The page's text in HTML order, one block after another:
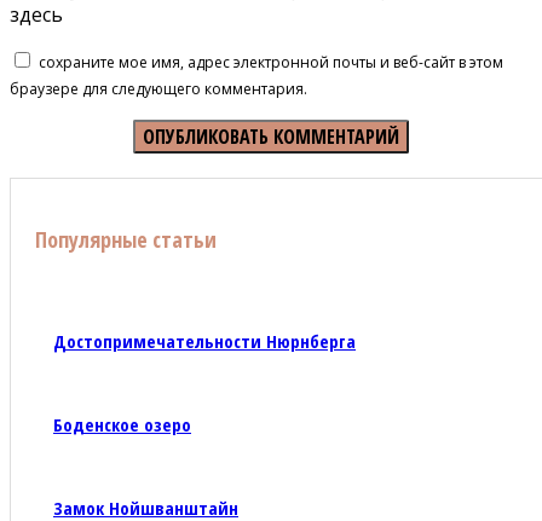
здесь
сохраните мое имя, адрес электронной почты и веб-сайт в этом
браузере для следующего комментария.
Популярные статьи
Достопримечательности Нюрнберга
Боденское озеро
Замок Нойшванштайн